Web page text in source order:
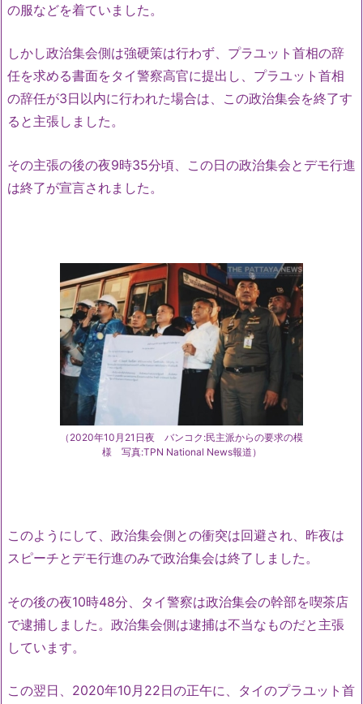
の服などを着ていました。
しかし政治集会側は強硬策は行わず、プラユット首相の辞
任を求める書面をタイ警察高官に提出し、プラユット首相
の辞任が3日以内に行われた場合は、この政治集会を終了す
ると主張しました。
その主張の後の夜9時35分頃、この日の政治集会とデモ行進
は終了が宣言されました。
（2020年10月21日夜 バンコク:民主派からの要求の模
様 写真:TPN National News報道）
このようにして、政治集会側との衝突は回避され、昨夜は
スピーチとデモ行進のみで政治集会は終了しました。
その後の夜10時48分、タイ警察は政治集会の幹部を喫茶店
で逮捕しました。政治集会側は逮捕は不当なものだと主張
しています。
この翌日、2020年10月22日の正午に、タイのプラユット首